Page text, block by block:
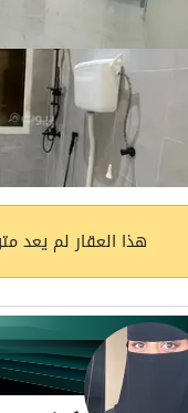
هذا العقار لم يعد